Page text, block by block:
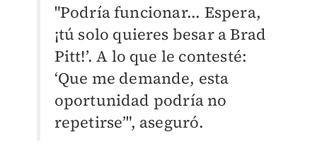
"Podría funcionar... Espera,
¡tú solo quieres besar a Brad
Pitt!’. A lo que le contesté:
‘Que me demande, esta
oportunidad podría no
repetirse’", aseguró.